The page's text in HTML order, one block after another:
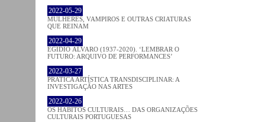
2022-05-29
MULHERES, VAMPIROS E OUTRAS CRIATURAS
QUE REINAM
2022-04-29
EGÍDIO ÁLVARO (1937-2020). ‘LEMBRAR O
FUTURO: ARQUIVO DE PERFORMANCES’
2022-03-27
PRATICA ARTÍSTICA TRANSDISCIPLINAR: A
INVESTIGAÇÃO NAS ARTES
2022-02-26
OS HÁBITOS CULTURAIS… DAS ORGANIZAÇÕES
CULTURAIS PORTUGUESAS